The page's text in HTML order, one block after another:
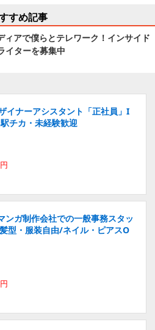
すめ記事
ィアで僕らとテレワーク！インサイド
イターを募集中
イナーアシスタント「正社員」I
チカ・未経験歓迎
ンガ制作会社での一般事務スタッ
型・服装自由/ネイル・ピアスO